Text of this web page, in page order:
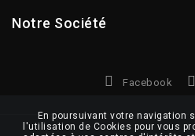
Notre Société
Facebook
En poursuivant votre navigation
l'utilisation de Cookies pour vous